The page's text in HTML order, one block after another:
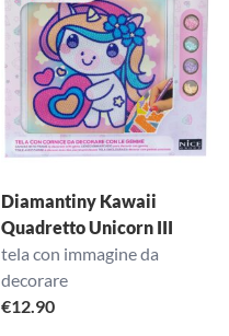
Diamantiny Kawaii
Quadretto Unicorn III
tela con immagine da
decorare
€12.90